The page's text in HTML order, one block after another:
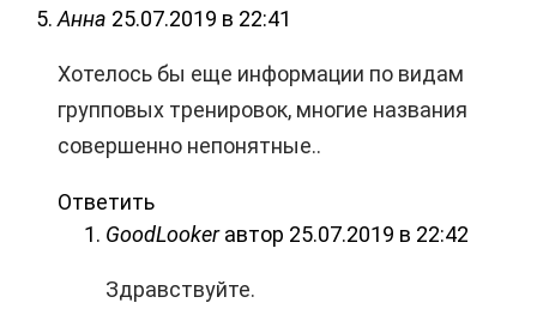
Анна 25.07.2019 в 22:41
Хотелось бы еще информации по видам
групповых тренировок, многие названия
совершенно непонятные..
Ответить
GoodLooker автор 25.07.2019 в 22:42
Здравствуйте.